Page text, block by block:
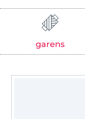
garens